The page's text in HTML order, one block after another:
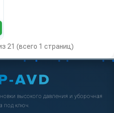
21 (всего 1 страниц)
высокого давления и уборочная
под ключ.